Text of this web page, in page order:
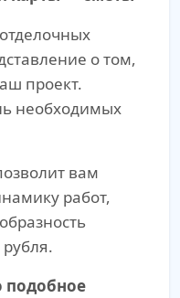
о том,
проект.
необходимых
вам
работ,
подобное